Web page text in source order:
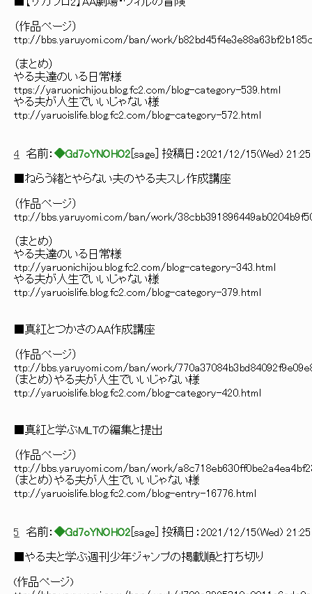
（作品ページ）
ttp://bbs.yaruyomi.com/ban/work/
（まとめ）
やる夫達のいる日常様
ttps://yaruonichijou.blog.fc2.com/blog-category-539.html
やる夫が人生でいいじゃない様
ttp://yaruoislife.blog.fc2.com/blog-category-572.html
4 名前： ◆Gd7oYNOHO2 sage ] 投稿日： 2021/12/15(Wed)
■ねらう緒とやらない夫のやる夫スレ作成講座
（作品ページ）
ttp://bbs.yaruyomi.com/ban/work/
（まとめ）
やる夫達のいる日常様
ttp://yaruonichijou.blog.fc2.com/blog-category-343.html
やる夫が人生でいいじゃない様
ttp://yaruoislife.blog.fc2.com/blog-category-379.html
■真紅とつかさのAA作成講座
（作品ページ）
ttp://bbs.yaruyomi.com/ban/work/
（まとめ）やる夫が人生でいいじゃない様
ttp://yaruoislife.blog.fc2.com/blog-category-420.html
■真紅と学ぶMLTの編集と提出
（作品ページ）
ttp://bbs.yaruyomi.com/ban/work/
（まとめ）やる夫が人生でいいじゃない様
ttp://yaruoislife.blog.fc2.com/blog-entry-16776.html
5 名前： ◆Gd7oYNOHO2 sage ] 投稿日： 2021/12/15(Wed)
■やる夫と学ぶ週刊少年ジャンプの掲載順と打ち切り
(作品ページ)